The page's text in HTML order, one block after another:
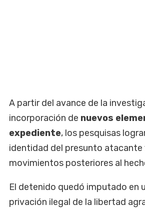
A partir del avance de la
incorporación de nuevos
expediente, los pesquisas
identidad del presunto atacante
movimientos posteriores al
El detenido quedó imputado en
privación ilegal de la libertad